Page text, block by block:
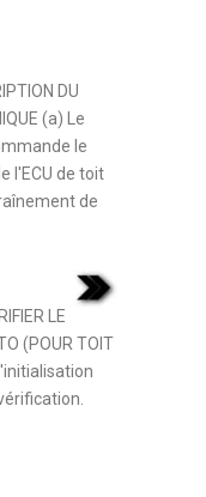
DU
(a) Le
le
l'ECU de toit
de
LE
(POUR TOIT